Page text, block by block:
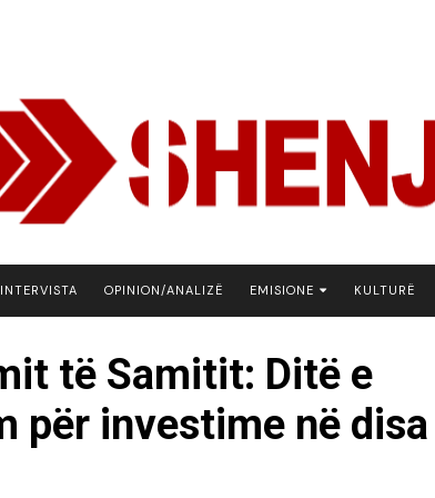
INTERVISTA OPINION/ANALIZË EMISIONE
BOTA NE FOKUS
EKONOMIKS
KULTURË
të Samitit: Ditë e
për investime në disa